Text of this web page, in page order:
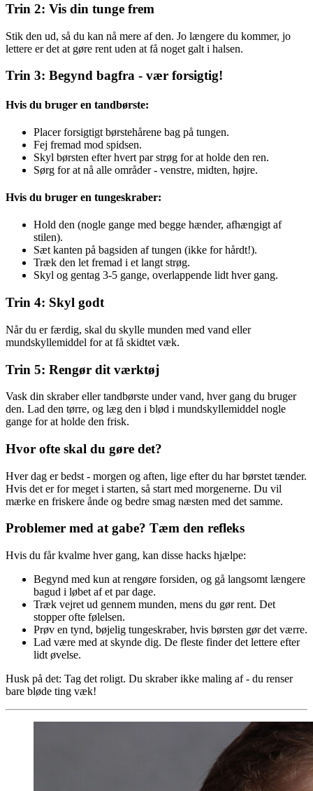
Trin 2: Vis din tunge frem
Stik den ud, så du kan nå mere af den. Jo længere du kommer, jo
lettere er det at gøre rent uden at få noget galt i halsen.
Trin 3: Begynd bagfra - vær forsigtig!
Hvis du bruger en tandbørste:
Placer forsigtigt børstehårene bag på tungen.
Fej fremad mod spidsen.
Skyl børsten efter hvert par strøg for at holde den ren.
Sørg for at nå alle områder - venstre, midten, højre.
Hvis du bruger en tungeskraber:
Hold den (nogle gange med begge hænder, afhængigt af
stilen).
Sæt kanten på bagsiden af tungen (ikke for hårdt!).
Træk den let fremad i et langt strøg.
Skyl og gentag 3-5 gange, overlappende lidt hver gang.
Trin 4: Skyl godt
Når du er færdig, skal du skylle munden med vand eller
mundskyllemiddel for at få skidtet væk.
Trin 5: Rengør dit værktøj
Vask din skraber eller tandbørste under vand, hver gang du bruger
den. Lad den tørre, og læg den i blød i mundskyllemiddel nogle
gange for at holde den frisk.
Hvor ofte skal du gøre det?
Hver dag er bedst - morgen og aften, lige efter du har børstet tænder.
Hvis det er for meget i starten, så start med morgenerne. Du vil
mærke en friskere ånde og bedre smag næsten med det samme.
Problemer med at gabe? Tæm den refleks
Hvis du får kvalme hver gang, kan disse hacks hjælpe:
Begynd med kun at rengøre forsiden, og gå langsomt længere
bagud i løbet af et par dage.
Træk vejret ud gennem munden, mens du gør rent. Det
stopper ofte følelsen.
Prøv en tynd, bøjelig tungeskraber, hvis børsten gør det værre.
Lad være med at skynde dig. De fleste finder det lettere efter
lidt øvelse.
Husk på det: Tag det roligt. Du skraber ikke maling af - du renser
bare bløde ting væk!